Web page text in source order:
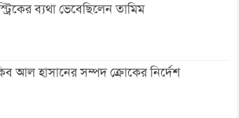
ব্যথা ভেবেছিলেন তামিম
আল হাসানের সম্পদ ক্রোকের নির্দেশ